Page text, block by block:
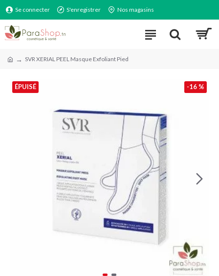
Se connecter S'enregistrer Nos magasins
SVR XERIAL PEEL Masque Exfoliant Pied
-16 %
ÉPUISÉ